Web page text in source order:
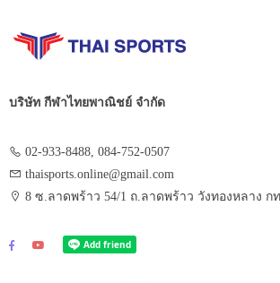
บริษัท กีฬาไทยพาณิชย์ จำกัด
02-933-8488, 084-752-0507
thaisports.online@gmail.com
8 ซ.ลาดพร้าว 54/1 ถ.ลาดพร้าว วังทองหลาง ก